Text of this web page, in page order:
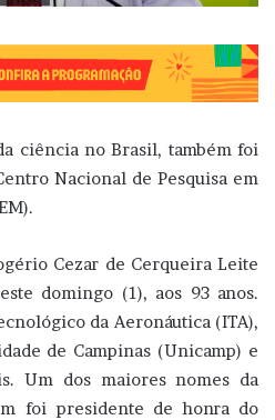
ciência no Brasil, também foi
Nacional de Pesquisa em
Cezar de Cerqueira Leite
domingo (1), aos 93 anos.
da Aeronáutica (ITA),
de Campinas (Unicamp) e
Um dos maiores nomes da
foi presidente de honra do